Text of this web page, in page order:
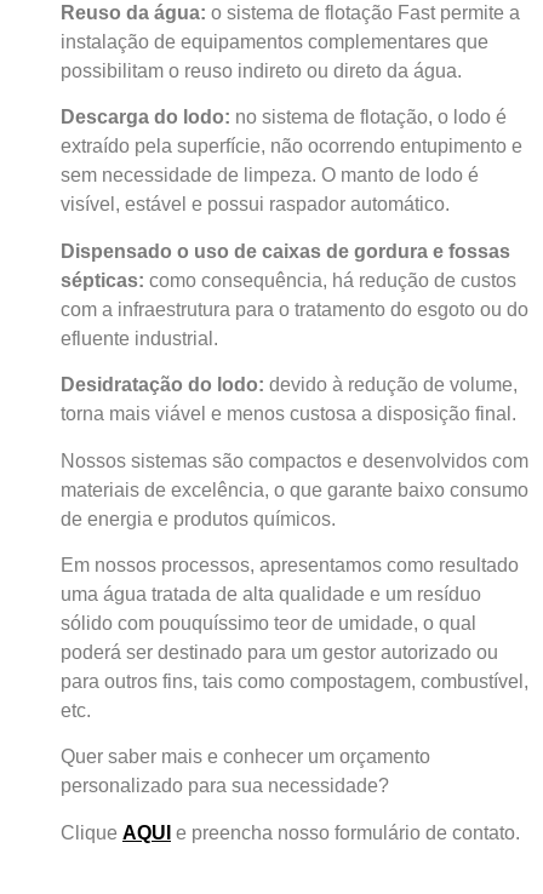
Reuso da água: o sistema de flotação Fast permite a
instalação de equipamentos complementares que
possibilitam o reuso indireto ou direto da água.
Descarga do lodo: no sistema de flotação, o lodo é
extraído pela superfície, não ocorrendo entupimento e
sem necessidade de limpeza. O manto de lodo é
visível, estável e possui raspador automático.
Dispensado o uso de caixas de gordura e fossas
sépticas: como consequência, há redução de custos
com a infraestrutura para o tratamento do esgoto ou do
efluente industrial.
Desidratação do lodo: devido à redução de volume,
torna mais viável e menos custosa a disposição final.
Nossos sistemas são compactos e desenvolvidos com
materiais de excelência, o que garante baixo consumo
de energia e produtos químicos.
Em nossos processos, apresentamos como resultado
uma água tratada de alta qualidade e um resíduo
sólido com pouquíssimo teor de umidade, o qual
poderá ser destinado para um gestor autorizado ou
para outros fins, tais como compostagem, combustível,
etc.
Quer saber mais e conhecer um orçamento
personalizado para sua necessidade?
Clique AQUI e preencha nosso formulário de contato.